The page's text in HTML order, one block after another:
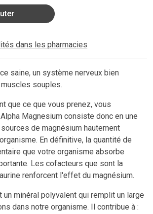
dans les pharmacies
saine, un système nerveux bien
souples.
que ce que vous prenez, vous
Magnesium consiste donc en une
de magnésium hautement
En définitive, la quantité de
que votre organisme absorbe
Les cofacteurs que sont la
renforcent l'effet du magnésium.
un minéral polyvalent qui remplit un large
dans notre organisme. Il contribue à :